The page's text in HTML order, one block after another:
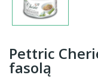
Pettric
fasolą